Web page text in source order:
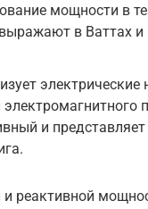
мощности в
в Ваттах
и
реактивной